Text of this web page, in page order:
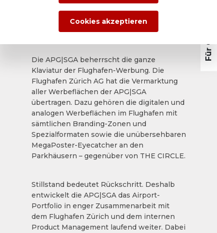
Partnerschaft mit der
APG|SGA
Die APG|SGA beherrscht die ganze
Klaviatur der Flughafen-Werbung. Die
Flughafen Zürich AG hat die Vermarktung
aller Werbeflächen der APG|SGA
übertragen. Dazu gehören die digitalen und
analogen Werbeflächen im Flughafen mit
sämtlichen Branding-Zonen und
Spezialformaten sowie die unübersehbaren
MegaPoster-Eyecatcher an den
Parkhäusern – gegenüber von THE CIRCLE.
Stillstand bedeutet Rückschritt. Deshalb
entwickelt die APG|SGA das Airport-
Portfolio in enger Zusammenarbeit mit
dem Flughafen Zürich und dem internen
Product Management laufend weiter. Dabei
Cookies akzeptieren